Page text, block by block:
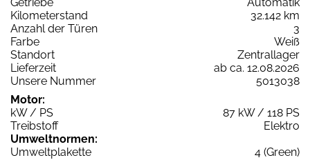
Kilometerstand
32.142 km
Anzahl der Türen
3
Farbe
Weiß
Standort
Zentrallager
Lieferzeit
ab ca. 12.08.2026
Unsere Nummer
5013038
Motor:
kW / PS
87 kW / 118 PS
Treibstoff
Elektro
Umweltnormen:
Umweltplakette
4 (Green)